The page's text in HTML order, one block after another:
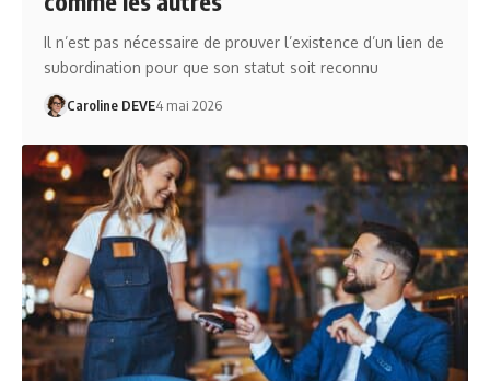
Il n’est pas nécessaire de prouver l’existence d’un lien de
subordination pour que son statut soit reconnu
Caroline DEVE4 mai 2026